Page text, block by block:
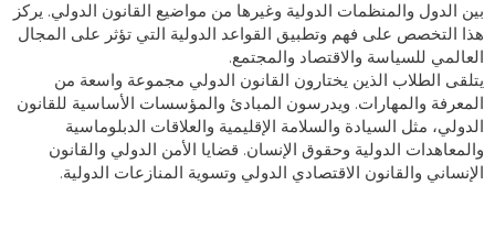
بين الدول والمنظمات الدولية وغيرها من مواضيع القانون الدولي. يركز
هذا التخصص على فهم وتطبيق القواعد الدولية التي تؤثر على المجال
العالمي للسياسة والاقتصاد والمجتمع.
يتلقى الطلاب الذين يختارون القانون الدولي مجموعة واسعة من
المعرفة والمهارات. ويدرسون المبادئ والمؤسسات الأساسية للقانون
الدولي، مثل السيادة والسلامة الإقليمية والعلاقات الدبلوماسية
والمعاهدات الدولية وحقوق الإنسان. قضايا الأمن الدولي والقانون
الإنساني والقانون الاقتصادي الدولي وتسوية المنازعات الدولية.